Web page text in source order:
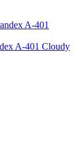
A-401 Cloudy